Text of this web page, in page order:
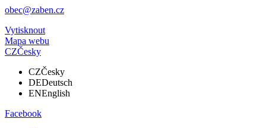
obec@zaben.cz
Vytisknout
Mapa webu
CZČesky
CZČesky
DEDeutsch
ENEnglish
Facebook